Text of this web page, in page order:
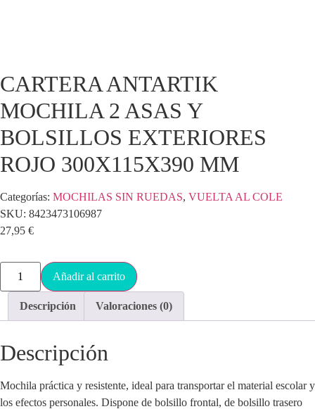
CARTERA ANTARTIK
MOCHILA 2 ASAS Y
BOLSILLOS EXTERIORES
ROJO 300X115X390 MM
Categorías: MOCHILAS SIN RUEDAS, VUELTA AL COLE
SKU: 8423473106987
27,95 €
Añadir al carrito
Descripción Valoraciones (0)
Descripción
Mochila práctica y resistente, ideal para transportar el material escolar y
los efectos personales. Dispone de bolsillo frontal, de bolsillo trasero